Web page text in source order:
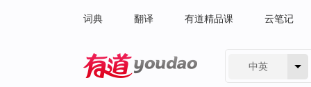
词典 翻译 有道精品课 云笔记
中英